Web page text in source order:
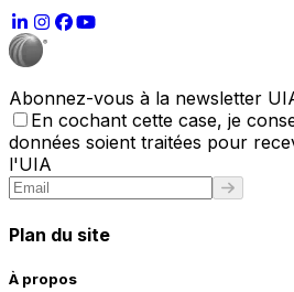
Abonnez-vous à la newsletter
En cochant cette case, je
données soient traitées pour
l'UIA
Plan du site
À propos